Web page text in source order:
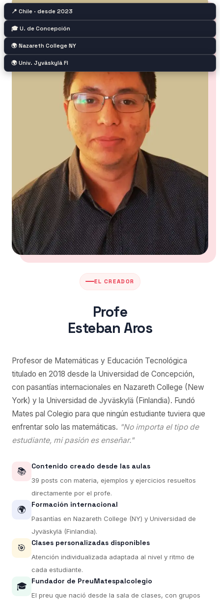
📍 Chile · desde 2023
🎓 U. de Concepción
🌍 Nazareth College NY
🌍 Univ. Jyväskylä FI
EL CREADOR
Profe
Esteban Aros
Profesor de Matemáticas y Educación Tecnológica
titulado en 2018 desde la Universidad de Concepción,
con pasantías internacionales en Nazareth College (New
York) y la Universidad de Jyväskylä (Finlandia). Fundó
Mates pal Colegio para que ningún estudiante tuviera que
enfrentar solo las matemáticas. "No importa el tipo de
estudiante, mi pasión es enseñar."
📚
Contenido creado desde las aulas
39 posts con materia, ejemplos y ejercicios resueltos
directamente por el profe.
🌍
Formación internacional
Pasantías en Nazareth College (NY) y Universidad de
Jyväskylä (Finlandia).
🎯
Clases personalizadas disponibles
Atención individualizada adaptada al nivel y ritmo de
cada estudiante.
🎓
Fundador de PreuMatespalcolegio
El preu que nació desde la sala de clases, con grupos